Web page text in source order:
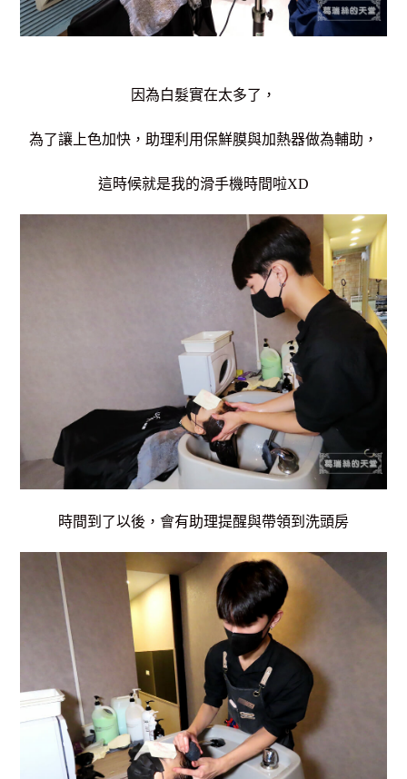
因為白髮實在太多了，
為了讓上色加快，助理利用保鮮膜與加熱器做為輔助，
這時候就是我的滑手機時間啦XD
時間到了以後，會有助理提醒與帶領到洗頭房